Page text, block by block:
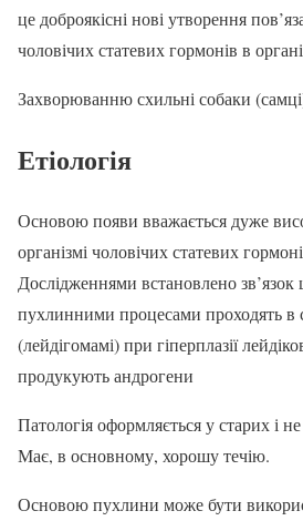
це доброякісні нові утворення
чоловічих статевих гормонів в
Захворюванню схильні собаки
Етіологія
Основою появи вважається дуже
організмі чоловічих статевих
Дослідженнями встановлено зв’язок
пухлинними процесами проходять в
(лейдігомамі) при гіперплазії
продукують андрогени
Патологія оформляється у старих і
Має, в основному, хорошу течію.
Основою пухлини може бути